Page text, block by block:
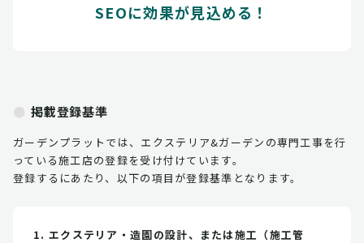
SEOに効果が見込める！
掲載登録基準
ガーデンプラットでは、エクステリア&ガーデンの専門工事を行
っている施工店の登録を受け付けています。
登録するにあたり、以下の項目が登録基準となります。
エクステリア・造園の設計、または施工（施工管